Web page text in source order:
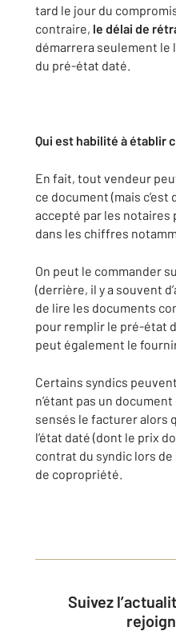
tard le jour du
contraire, le délai de
démarrera seulement le
du pré-état daté.
Qui est habilité à établir
En fait, tout vendeur
ce document (mais
accepté par les
dans les chiffres
On peut le commander
(derrière, il y a souvent
de lire les documents
pour remplir le pré-état
peut également le
Certains syndics
n’étant pas un
sensés le facturer alors
l’état daté (dont le prix
contrat du syndic lors
de copropriété.
Suivez l’actualité immobilière et